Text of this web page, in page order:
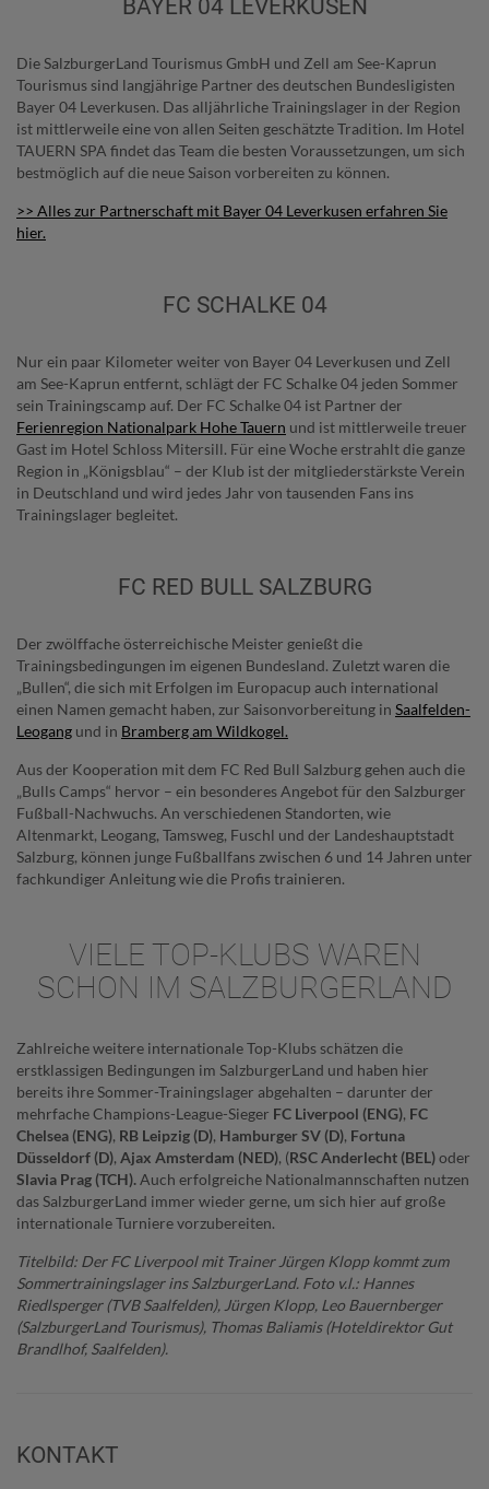
BAYER 04 LEVERKUSEN
Die SalzburgerLand Tourismus GmbH und Zell am See-Kaprun
Tourismus sind langjährige Partner des deutschen Bundesligisten
Bayer 04 Leverkusen. Das alljährliche Trainingslager in der Region
ist mittlerweile eine von allen Seiten geschätzte Tradition. Im Hotel
TAUERN SPA findet das Team die besten Voraussetzungen, um sich
bestmöglich auf die neue Saison vorbereiten zu können.
>> Alles zur Partnerschaft mit Bayer 04 Leverkusen erfahren Sie
hier.
FC SCHALKE 04
Nur ein paar Kilometer weiter von Bayer 04 Leverkusen und Zell
am See-Kaprun entfernt, schlägt der FC Schalke 04 jeden Sommer
sein Trainingscamp auf. Der FC Schalke 04 ist Partner der
Ferienregion Nationalpark Hohe Tauern und ist mittlerweile treuer
Gast im Hotel Schloss Mitersill. Für eine Woche erstrahlt die ganze
Region in „Königsblau“ – der Klub ist der mitgliederstärkste Verein
in Deutschland und wird jedes Jahr von tausenden Fans ins
Trainingslager begleitet.
FC RED BULL SALZBURG
Der zwölffache österreichische Meister genießt die
Trainingsbedingungen im eigenen Bundesland. Zuletzt waren die
„Bullen“, die sich mit Erfolgen im Europacup auch international
einen Namen gemacht haben, zur Saisonvorbereitung in Saalfelden-
Leogang und in Bramberg am Wildkogel.
Aus der Kooperation mit dem FC Red Bull Salzburg gehen auch die
„Bulls Camps“ hervor – ein besonderes Angebot für den Salzburger
Fußball-Nachwuchs. An verschiedenen Standorten, wie
Altenmarkt, Leogang, Tamsweg, Fuschl und der Landeshauptstadt
Salzburg, können junge Fußballfans zwischen 6 und 14 Jahren unter
fachkundiger Anleitung wie die Profis trainieren.
VIELE TOP-KLUBS WAREN
SCHON IM SALZBURGERLAND
Zahlreiche weitere internationale Top-Klubs schätzen die
erstklassigen Bedingungen im SalzburgerLand und haben hier
bereits ihre Sommer-Trainingslager abgehalten – darunter der
mehrfache Champions-League-Sieger FC Liverpool (ENG), FC
Chelsea (ENG), RB Leipzig (D), Hamburger SV (D), Fortuna
Düsseldorf (D), Ajax Amsterdam (NED), (RSC Anderlecht (BEL)oder
Slavia Prag (TCH).Auch erfolgreiche Nationalmannschaften nutzen
das SalzburgerLand immer wieder gerne, um sich hier auf große
internationale Turniere vorzubereiten.
Titelbild: Der FC Liverpool mit Trainer Jürgen Klopp kommt zum
Sommertrainingslager ins SalzburgerLand. Foto v.l.: Hannes
Riedlsperger (TVB Saalfelden), Jürgen Klopp, Leo Bauernberger
(SalzburgerLand Tourismus), Thomas Baliamis (Hoteldirektor Gut
Brandlhof, Saalfelden).
KONTAKT